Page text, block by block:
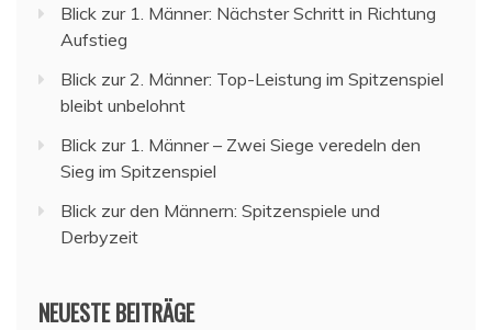
Blick zur 1. Männer: Nächster Schritt in Richtung
Aufstieg
Blick zur 2. Männer: Top-Leistung im Spitzenspiel
bleibt unbelohnt
Blick zur 1. Männer – Zwei Siege veredeln den
Sieg im Spitzenspiel
Blick zur den Männern: Spitzenspiele und
Derbyzeit
NEUESTE BEITRÄGE